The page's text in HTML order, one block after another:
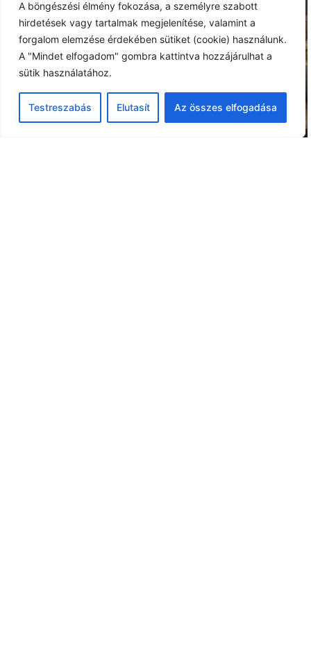
A böngészési élmény fokozása, a személyre szabott
hirdetések vagy tartalmak megjelenítése, valamint a
forgalom elemzése érdekében sütiket (cookie) használunk.
A "Mindet elfogadom" gombra kattintva hozzájárulhat a
sütik használatához.
Testreszabás Elutasít Az összes elfogadása
ELŐADÁSAINK